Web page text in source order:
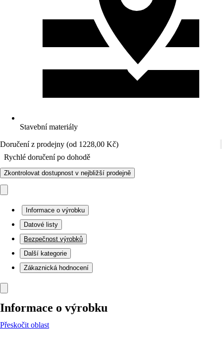
Stavební materiály
Doručení z prodejny (od 1228,00 Kč)
Rychlé doručení po dohodě
Zkontrolovat dostupnost v nejbližší prodejně
Informace o výrobku
Datové listy
Bezpečnost výrobků
Další kategorie
Zákaznická hodnocení
Informace o výrobku
Přeskočit oblast